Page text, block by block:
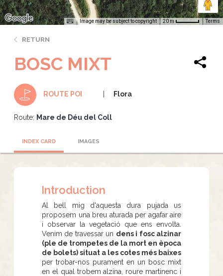
Image may be subject to copyright 20 m Terms
RETURN
BOSC MIXT
ROUTE POI Flora
Route: Mare de Déu del Coll
INDEX CARD IMAGES
Introduction
Al bell mig d'aquesta dura pujada us
proposem una breu aturada per agafar aire
i observar la vegetació que ens envolta.
Venim de travessar un dens i fosc alzinar
(ple de trompetes de la mort en època
de bolets) situat a les cotes més baixes
per trobar-nos purament en un bosc mixt
en el qual trobem alzina, roure martinenc i